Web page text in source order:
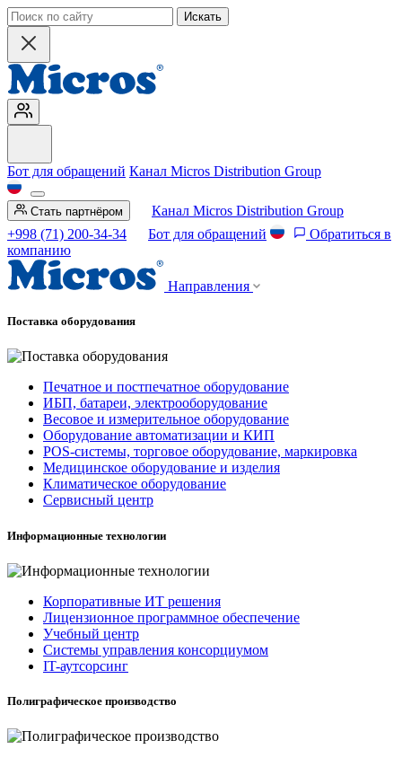
Искать
Бот для обращений Канал Micros Distribution Group
Стать партнёром
Канал Micros Distribution Group
+998 (71) 200-34-34
Бот для обращений
Обратиться в
компанию
Направления
Поставка оборудования
Печатное и постпечатное оборудование
ИБП, батареи, электрооборудование
Весовое и измерительное оборудование
Оборудование автоматизации и КИП
POS-системы, торговое оборудование, маркировка
Медицинское оборудование и изделия
Климатическое оборудование
Сервисный центр
Информационные технологии
Корпоративные ИТ решения
Лицензионное программное обеспечение
Учебный центр
Системы управления консорциумом
IT-аутсорсинг
Полиграфическое производство